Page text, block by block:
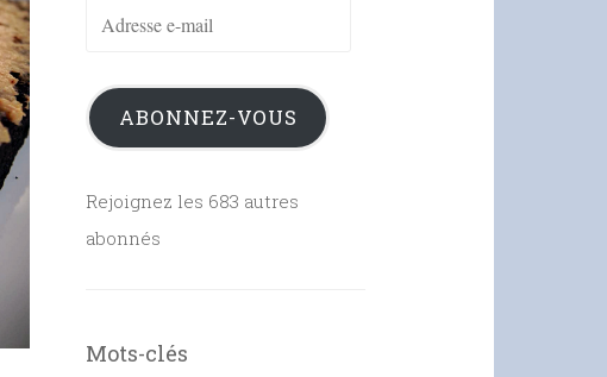
Adresse
mail
ABONNEZ-VOUS
Rejoignez les 683 autres
abonnés
Mots-clés